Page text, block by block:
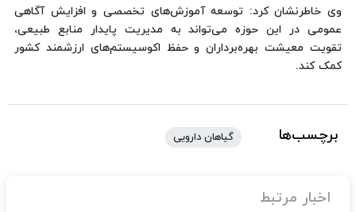
وی خاطرنشان کرد: توسعه آموزش‌های تخصصی و افزایش آگاهی
عمومی در این حوزه می‌تواند به مدیریت پایدار منابع طبیعی،
تقویت معیشت بهره‌برداران و حفظ اکوسیستم‌های ارزشمند کشور
کمک کند.
برچسب‌ها گیاهان دارویی
اخبار مرتبط